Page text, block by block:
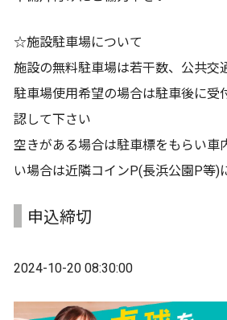
☆施設駐車場について
施設の無料駐車場は若干数、公共交
駐車場使用希望の場合は駐車後に受
認して下さい
空きがある場合は駐車標をもらい車
い場合は近隣コインP(長浜公園P等)
申込締切
2024-10-20 08:30:00